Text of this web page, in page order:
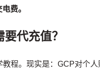
费。
代充值？
程。现实是：GCP对个